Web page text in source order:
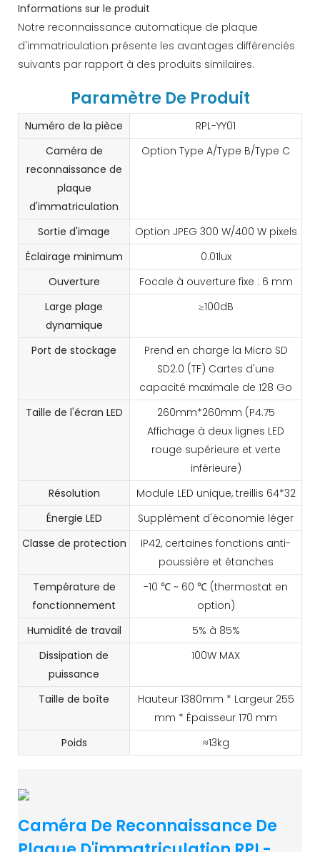
Informations sur le produit
Notre reconnaissance automatique de plaque
d'immatriculation présente les avantages différenciés
suivants par rapport à des produits similaires.
Paramètre De Produit
Numéro de la pièce
RPL-YY01
Caméra de
reconnaissance de
plaque
d'immatriculation
Option Type A/Type B/Type C
Sortie d'image
Option JPEG 300 W/400 W pixels
Éclairage minimum
0.01lux
Ouverture
Focale à ouverture fixe : 6 mm
Large plage
dynamique
≥100dB
Port de stockage
Prend en charge la Micro SD
SD2.0 (TF) Cartes d'une
capacité maximale de 128 Go
Taille de l'écran LED
260mm*260mm (P4.75
Affichage à deux lignes LED
rouge supérieure et verte
inférieure)
Résolution
Module LED unique, treillis 64*32
Énergie LED
Supplément d'économie léger
Classe de protection
IP42, certaines fonctions anti-
poussière et étanches
Température de
fonctionnement
-10 ℃ ~ 60 ℃ (thermostat en
option)
Humidité de travail
5% à 85%
Dissipation de
puissance
100W MAX
Taille de boîte
Hauteur 1380mm * Largeur 255
mm * Épaisseur 170 mm
Poids
≈13kg
Caméra De Reconnaissance De